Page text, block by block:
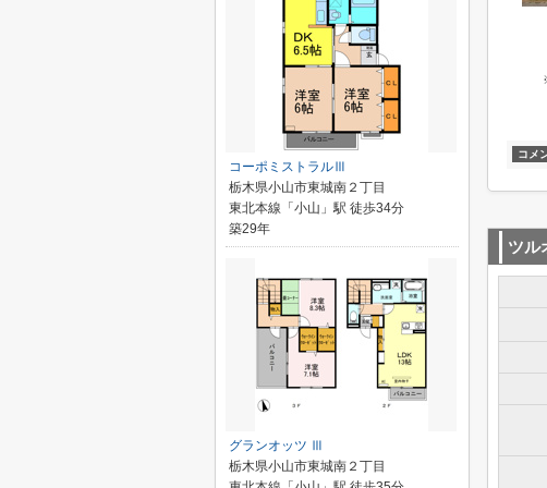
コメ
ツル
コーポミストラルⅢ
栃木県小山市東城南２丁目
東北本線「小山」駅 徒歩34分
築29年
グランオッツ Ⅲ
栃木県小山市東城南２丁目